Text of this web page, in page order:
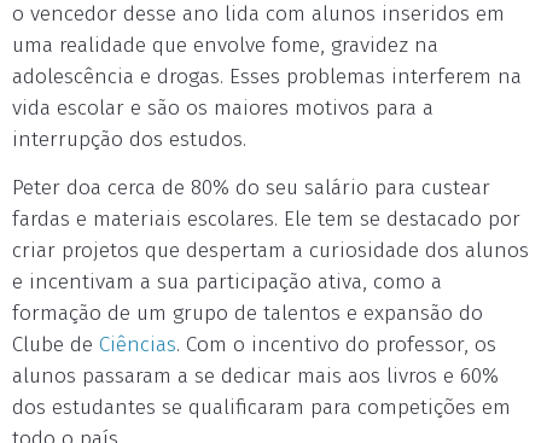
o vencedor desse ano lida com alunos inseridos em
uma realidade que envolve fome, gravidez na
adolescência e drogas. Esses problemas interferem na
vida escolar e são os maiores motivos para a
interrupção dos estudos.
Peter doa cerca de 80% do seu salário para custear
fardas e materiais escolares. Ele tem se destacado por
criar projetos que despertam a curiosidade dos alunos
e incentivam a sua participação ativa, como a
formação de um grupo de talentos e expansão do
Clube de Ciências. Com o incentivo do professor, os
alunos passaram a se dedicar mais aos livros e 60%
dos estudantes se qualificaram para competições em